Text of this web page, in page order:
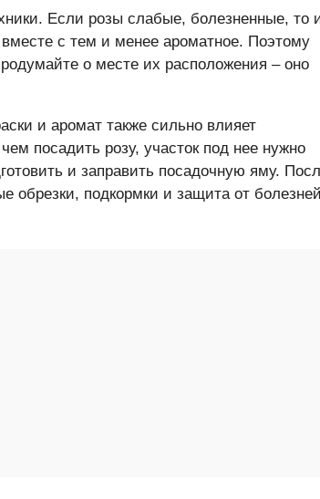
Если розы слабые, болезненные, то
с тем и менее ароматное. Поэтому
о месте их расположения – оно
и аромат также сильно влияет
посадить розу, участок под нее нужно
и заправить посадочную яму.
обрезки, подкормки и защита от